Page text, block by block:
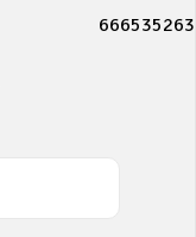
666535263